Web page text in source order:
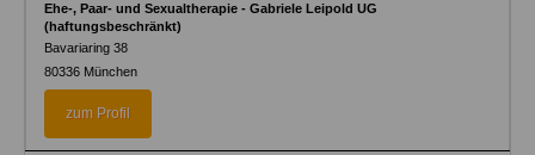
Ehe-, Paar- und Sexualtherapie - Gabriele Leipold UG
(haftungsbeschränkt)
Bavariaring 38
80336 München
zum Profil